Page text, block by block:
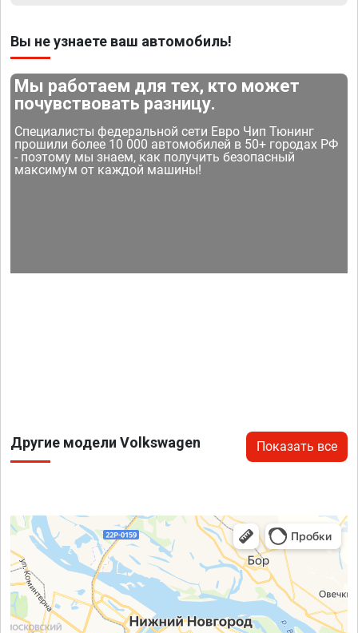
Вы не узнаете ваш автомобиль!
Мы работаем для тех, кто может
почувствовать разницу.
Специалисты федеральной сети Евро Чип Тюнинг
прошили более 10 000 автомобилей в 50+ городах РФ
- поэтому мы знаем, как получить безопасный
максимум от каждой машины!
Другие модели Volkswagen Показать все